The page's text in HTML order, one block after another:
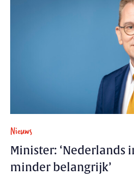
Nieuws
Minister: ‘Nederlands
minder belangrijk’